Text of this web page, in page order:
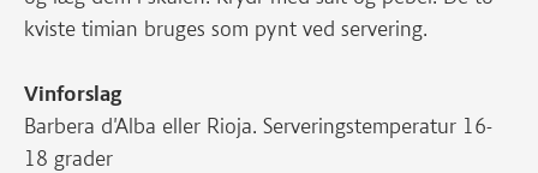
kviste timian bruges som pynt ved servering.
Vinforslag
Barbera d'Alba eller Rioja. Serveringstemperatur 16-
18 grader